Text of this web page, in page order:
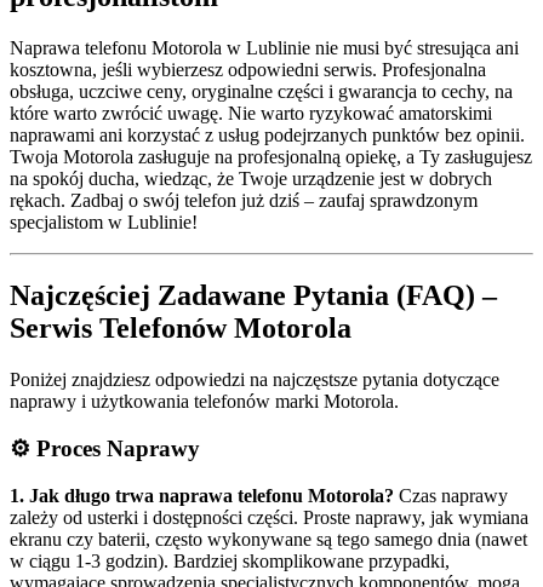
Naprawa telefonu Motorola w Lublinie nie musi być stresująca ani
kosztowna, jeśli wybierzesz odpowiedni serwis. Profesjonalna
obsługa, uczciwe ceny, oryginalne części i gwarancja to cechy, na
które warto zwrócić uwagę. Nie warto ryzykować amatorskimi
naprawami ani korzystać z usług podejrzanych punktów bez opinii.
Twoja Motorola zasługuje na profesjonalną opiekę, a Ty zasługujesz
na spokój ducha, wiedząc, że Twoje urządzenie jest w dobrych
rękach. Zadbaj o swój telefon już dziś – zaufaj sprawdzonym
specjalistom w Lublinie!
Najczęściej Zadawane Pytania (FAQ) –
Serwis Telefonów Motorola
Poniżej znajdziesz odpowiedzi na najczęstsze pytania dotyczące
naprawy i użytkowania telefonów marki Motorola.
⚙️ Proces Naprawy
1. Jak długo trwa naprawa telefonu Motorola? Czas naprawy
zależy od usterki i dostępności części. Proste naprawy, jak wymiana
ekranu czy baterii, często wykonywane są tego samego dnia (nawet
w ciągu 1-3 godzin). Bardziej skomplikowane przypadki,
wymagające sprowadzenia specjalistycznych komponentów, mogą